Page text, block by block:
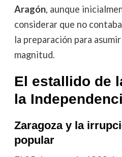
Aragón, aunque
considerar que no
la preparación para
magnitud.
El estallido de
la
Zaragoza y la
popular